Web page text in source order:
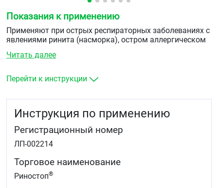
Показания к применению
Применяют при острых респираторных заболеваниях с
явлениями ринита (насморка), остром аллергическом
комбинированной терапии для уменьшения отёка
диагностическим манипуляциям в носовых ходах.
Читать далее
Перейти к инструкции
Инструкция по применению
Регистрационный номер
ЛП-002214
Торговое наименование
Риностоп®